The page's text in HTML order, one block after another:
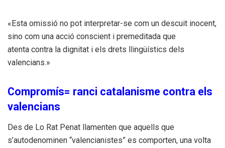
«Esta omissió no pot interpretar-se com un descuit inocent,
sino com una acció conscient i premeditada que
atenta contra la dignitat i els drets llingüístics dels
valencians.»
Compromís= ranci catalanisme contra els
valencians
Des de Lo Rat Penat llamenten que aquells que
s’autodenominen “valencianistes” es comporten, una volta